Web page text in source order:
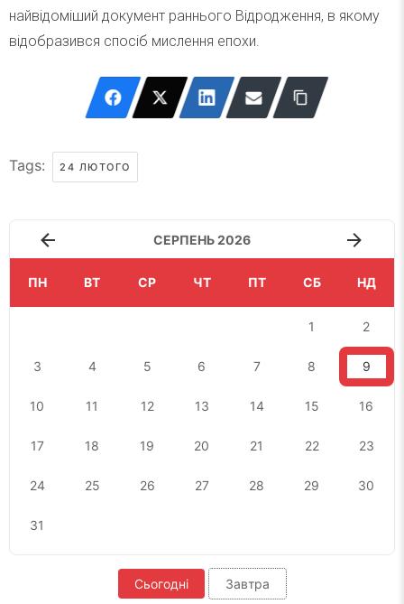
найвідоміший документ раннього Відродження, в якому
відобразився спосіб мислення епохи.
Tags: 24 ЛЮТОГО
СЕРПЕНЬ 2026
ПН ВТ СР ЧТ ПТ СБ НД
1 2
3 4 5 6 7 8 9
10 11 12 13 14 15 16
17 18 19 20 21 22 23
24 25 26 27 28 29 30
31
Сьогодні Завтра